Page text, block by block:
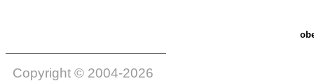
Copyright © 2004-2026